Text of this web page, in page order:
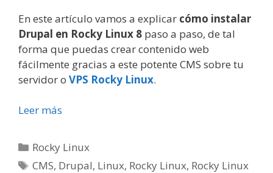
En este artículo vamos a explicar cómo instalar
Drupal en Rocky Linux 8 paso a paso, de tal
forma que puedas crear contenido web
fácilmente gracias a este potente CMS sobre tu
servidor o VPS Rocky Linux.
Leer más
Categorías
Rocky Linux
Etiquetas
CMS, Drupal, Linux, Rocky Linux, Rocky Linux